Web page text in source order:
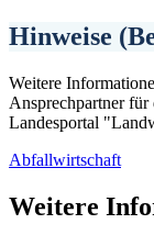
Hinweise
Weitere
Ansprechpartner
Landesportal
Abfallwirtschaft
Weitere